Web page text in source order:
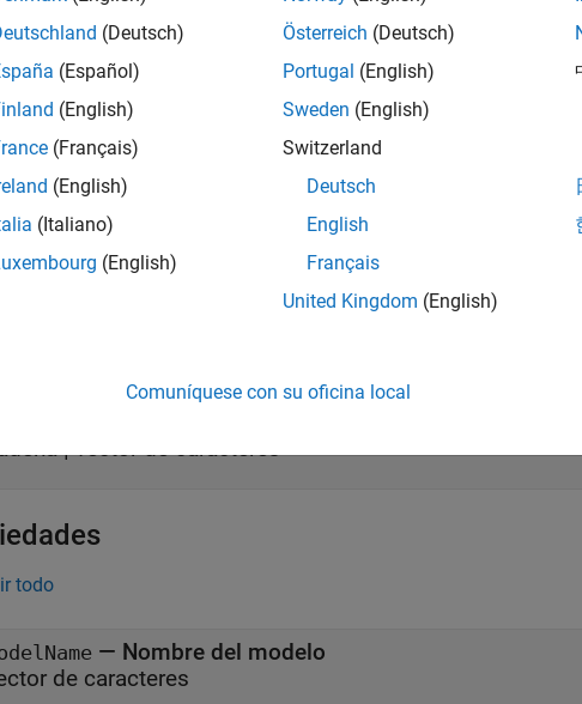
Simulink.SimulationInput(mdlName)
especificada por
|vector de caracteres
todo
— Nombre del modelo
de caracteres
(Deutsch)
(Español)
(English)
(Français)
(English)
(Italiano)
(English)
Österreich (Deutsch)
Portugal (English)
Sweden (English)
Switzerland
Deutsch
English
Français
United Kingdom (English)
Comuníquese con su oficina local